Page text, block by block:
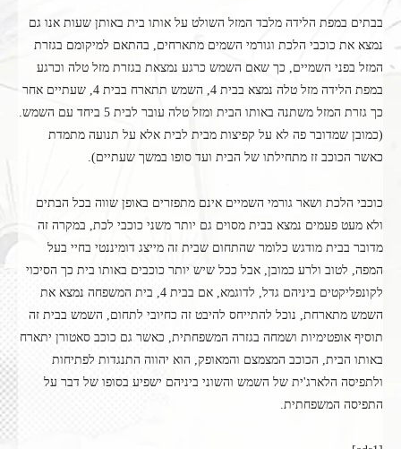
בבתים במפת הלידה מלבד המזל השולט על אותו בית באותן שעות אנו גם
נמצא את כוכבי הלכת וגורמי השמים מתארחים, בהתאם למיקומם בגזרת
המזל בפני השמיים, כך שאם השמש כרגע נמצאת בגזרת מזל טלה וכרגע
במפת הלידה מזל טלה נמצא בבית 4, השמש תתארח בבית 4, שעתיים אחר
כך גזרת המזל משתנה באותו הבית ומזל טלה עובר לבית 5 ביחד עם השמש.
(כמובן שמדובר פה לא על קפיצות מבית לבית אלא על תנועה מתמדת
כאשר הכוכב זז מתחילתו של הבית ועד סופו במשך שעתיים).
כוכבי הלכת ושאר גורמי השמיים אינם מתפזרים באופן שווה בכל הבתים
ולא מעט פעמים נמצא בבית מסוים גם יותר משני כוכבי לכת, במקרה זה
מדובר בבית מודגש כלומר שהתחום שבית זה מייצג דומיננטי בחיי בעל
המפה, לטוב ולרע כמובן, אבל ככל שיש יותר כוכבים באותו בית כך הסיכוי
לקונפליקטים ביניהם גדל, לדוגמא, אם בבית 4, בית המשפחה נמצא את
השמש מתארחת, נוכל להתייחס להיבט זה כחיובי לתחום, השמש בבית זה
תוסיף אופטימיות ושמחה בגזרה המשפחתית, כאשר גם כוכב סאטורן יתארח
באותו הבית, הכוכב המצמצם והמאופק, הוא יהווה התנגדות לפתיחות
ולתפיסה הלארג'ית של השמש והשוני ביניהם ישפיע בסופו של דבר על
התפיסה המשפחתית.